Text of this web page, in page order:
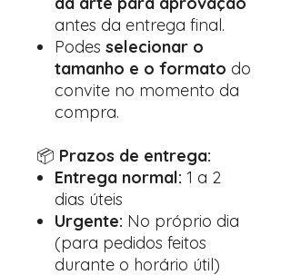
antes da entrega final.
Podes selecionar o
tamanho e o formato do
convite no momento da
compra.
📦 Prazos de entrega:
Entrega normal: 1 a 2
dias úteis
Urgente: No próprio dia
(para pedidos feitos
durante o horário útil)